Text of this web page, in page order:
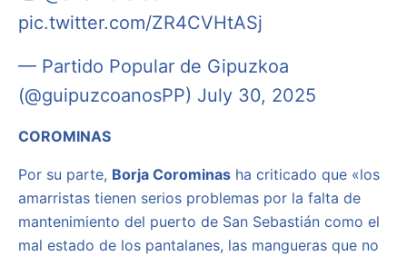
pic.twitter.com/ZR4CVHtASj
— Partido Popular de Gipuzkoa
(@guipuzcoanosPP) July 30, 2025
COROMINAS
Por su parte, Borja Corominas ha criticado que «los
amarristas tienen serios problemas por la falta de
mantenimiento del puerto de San Sebastián como el
mal estado de los pantalanes, las mangueras que no